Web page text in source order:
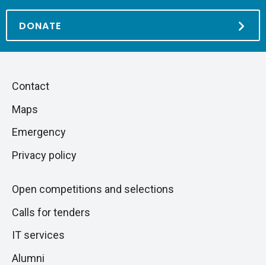
DONATE
Skip
next
Piè
di
pagina
Contact
Maps
Emergency
Privacy policy
Open competitions and selections
Calls for tenders
IT services
Alumni